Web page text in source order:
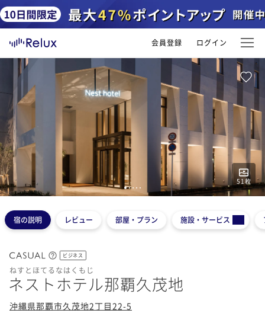
会員登録 ログイン
51枚
123 4 5
宿の説明 レビュー 部屋・プラン 施設・サービス
ビジネス
ねすとほてるなはくもじ
ネストホテル那覇久茂地
沖縄県那覇市久茂地2丁目22-5